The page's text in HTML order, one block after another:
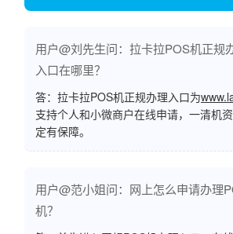
用户@刘先生问：拉卡拉POS机正规
入口在哪里？
答：拉卡拉POS机正规办理入口为
支持个人和小微商户在线申请，一清机
定有保障。
用户@范小姐问：网上怎么申请办理
机？